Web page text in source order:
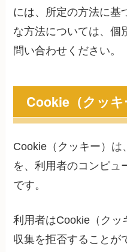
には、所定の方法に基
な方法については、個
問い合わせください。
Cookie（クッキ
Cookie（クッキー）
を、利用者のコンピュ
です。
利用者はCookie（クッ
収集を拒否することが